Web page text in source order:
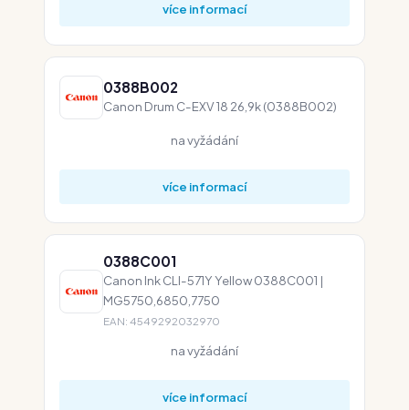
více informací
0388B002
Canon Drum C-EXV 18 26,9k (0388B002)
na vyžádání
více informací
0388C001
Canon Ink CLI-571Y Yellow 0388C001 |
MG5750,6850,7750
EAN: 4549292032970
na vyžádání
více informací